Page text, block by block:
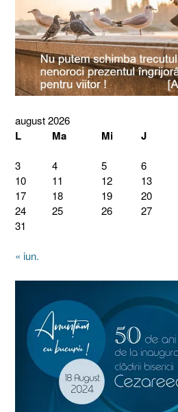
august 2026
L Ma Mi J
3
4 5 6
10
11 12 13
17
18 19 20
24
25 26 27
31
« iun.